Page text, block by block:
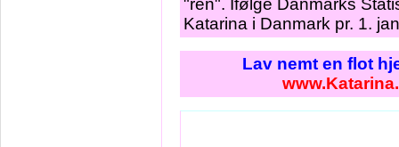
"ren". Ifølge Danmarks
Katarina i Danmark pr. 1.
Lav nemt en flot